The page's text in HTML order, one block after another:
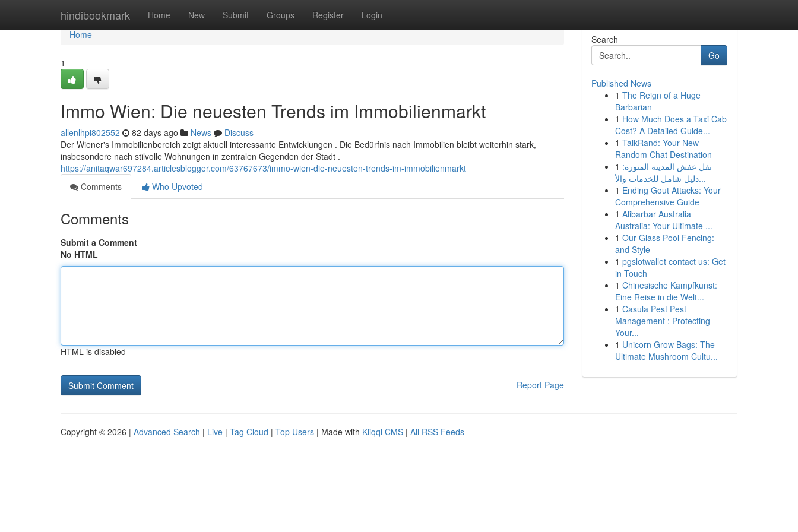
hindibookmark Home New Submit Groups Register Login
Home
Home
1
Immo Wien: Die neuesten Trends im Immobilienmarkt
allenlhpi802552 82 days ago News
Discuss
Der Wiener's Immobilienbereich zeigt aktuell interessante Entwicklungen . Die Bedürfnis nach Immobilien bleibt weiterhin stark,
insbesondere nach stilvolle Wohnungen in zentralen Gegenden der Stadt .
https://anitaqwar697284.articlesblogger.com/63767673/immo-wien-die-neuesten-trends-im-immobilienmarkt
Comments
Who Upvoted
Comments
Submit a Comment
No HTML
HTML is disabled
Report Page
Search
Go
Published News
1 The Reign of a Huge
Barbarian
1 How Much Does a Taxi Cab
Cost? A Detailed Guide...
1 TalkRand: Your New
Random Chat Destination
1 نقل عفش المدينة المنورة:
دليل شامل للخدمات والأ...
1 Ending Gout Attacks: Your
Comprehensive Guide
1 Alibarbar Australia
Australia: Your Ultimate ...
1 Our Glass Pool Fencing:
and Style
1 pgslotwallet contact us: Get
in Touch
1 Chinesische Kampfkunst:
Eine Reise in die Welt...
1 Casula Pest Pest
Management : Protecting
Your...
1 Unicorn Grow Bags: The
Ultimate Mushroom Cultu...
Copyright © 2026 | Advanced Search | Live | Tag Cloud | Top Users | Made with Kliqqi CMS | All RSS Feeds